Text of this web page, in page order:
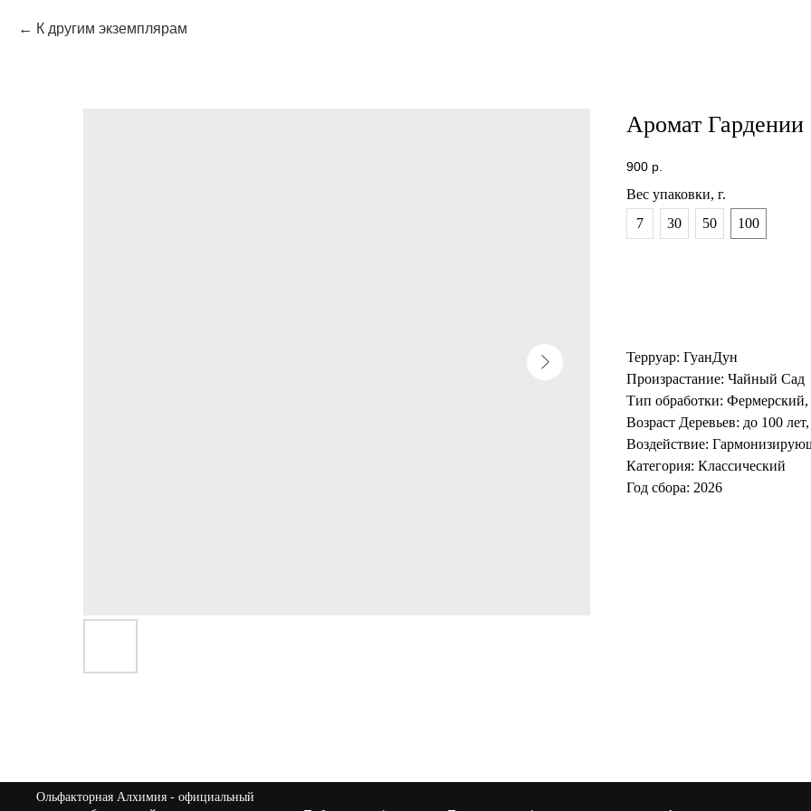
К другим экземплярам
Аромат Гардении
900 р.
Вес упаковки, г.
7
30 50 100
Терруар: ГуанДун
Произрастание: Чайный Сад
Тип обработки: Фермерский,
Возраст Деревьев: до 100
Воздействие:
Категория: Классический
Год сбора: 2026
Ольфакторная Алхимия - официальный